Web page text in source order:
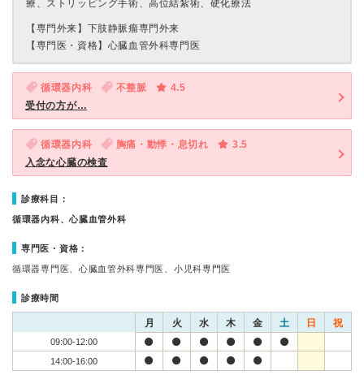
療、ストリッピング手術、高位結紮術、硬化療法
【専門外来】 下肢静脈瘤専門外来
【専門医・資格】 心臓血管外科専門医
循環器内科 不整脈
4.5
受付の方が…
循環器内科 胸痛・動悸・息切れ
3.5
入念な心臓の検査
診療科目：
循環器内科、心臓血管外科
専門医・資格：
循環器専門医、心臓血管外科専門医、小児科専門医
診療時間
月 火 水 木 金 土 日 祝
09:00-12:00
14:00-16:00